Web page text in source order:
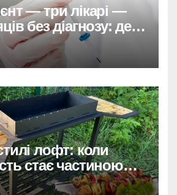
— три лікарі —
без діагнозу: де
системна помилка
лофт: коли
стає частиною